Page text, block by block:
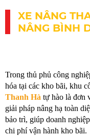
XE NÂNG
NÂNG BÌNH
Trong thủ phủ công
hóa tại các kho bãi, khu
Thanh Hà tự hào là đơn
giải pháp nâng hạ toàn
bảo trì, giúp doanh
chi phí vận hành kho bãi.